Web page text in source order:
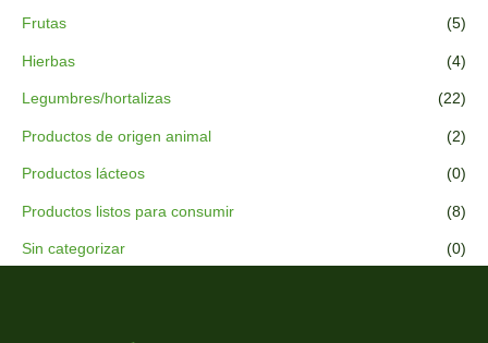
Frutas (5)
Hierbas (4)
Legumbres/hortalizas (22)
Productos de origen animal (2)
Productos lácteos (0)
Productos listos para consumir (8)
Sin categorizar (0)